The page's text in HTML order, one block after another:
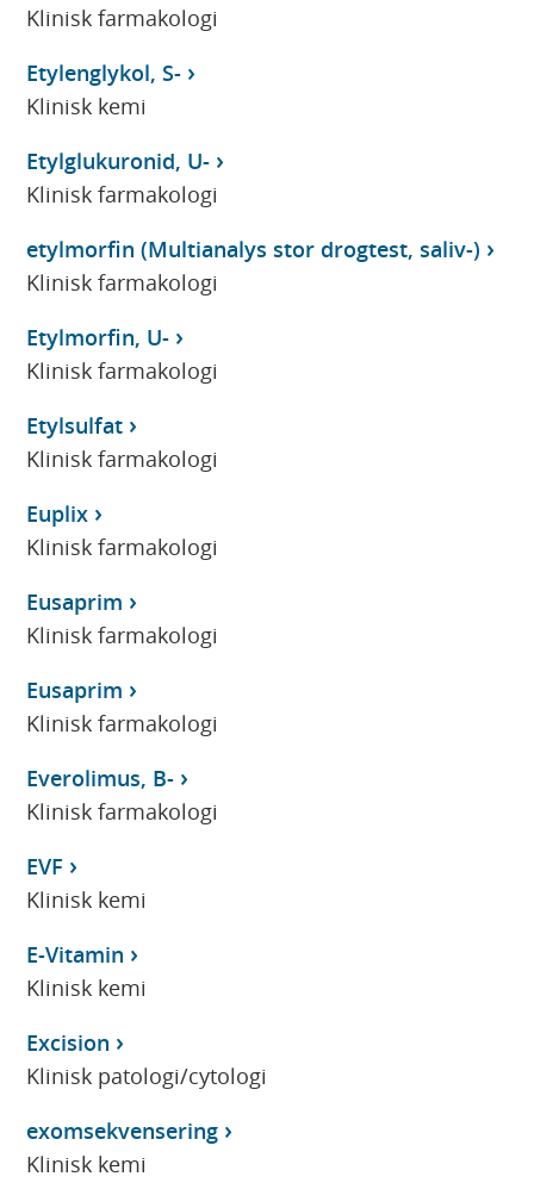
Klinisk farmakologi
Etylenglykol, S-
Klinisk kemi
Etylglukuronid, U-
Klinisk farmakologi
etylmorfin (Multianalys stor drogtest, saliv-)
Klinisk farmakologi
Etylmorfin, U-
Klinisk farmakologi
Etylsulfat
Klinisk farmakologi
Euplix
Klinisk farmakologi
Eusaprim
Klinisk farmakologi
Eusaprim
Klinisk farmakologi
Everolimus, B-
Klinisk farmakologi
EVF
Klinisk kemi
E-Vitamin
Klinisk kemi
Excision
Klinisk patologi/cytologi
exomsekvensering
Klinisk kemi